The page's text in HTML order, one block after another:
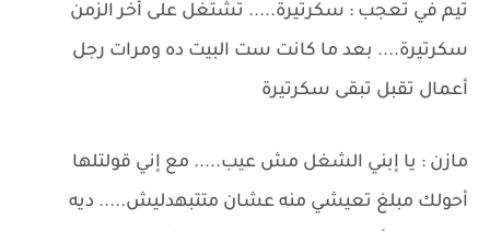
تيم في تعجب : سكرتيرة..... تشتغل على أخر الزمن
سكرتيرة.... بعد ما كانت ست البيت ده ومرات رجل
أعمال تقبل تبقى سكرتيرة
مازن : يا إبني الشغل مش عيب..... مع إني قولتلها
أحولك مبلغ تعيشي منه عشان متتبهدليش..... ديه